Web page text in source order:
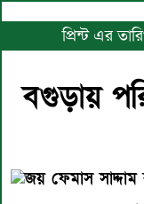
প্রিন্ট এর
বগুড়ায়
জয় ফেমাস সাদ্দাম